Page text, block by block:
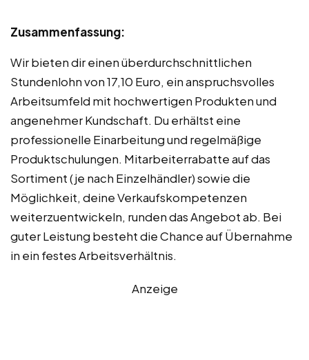
Zusammenfassung:
Wir bieten dir einen überdurchschnittlichen
Stundenlohn von 17,10 Euro, ein anspruchsvolles
Arbeitsumfeld mit hochwertigen Produkten und
angenehmer Kundschaft. Du erhältst eine
professionelle Einarbeitung und regelmäßige
Produktschulungen. Mitarbeiterrabatte auf das
Sortiment (je nach Einzelhändler) sowie die
Möglichkeit, deine Verkaufskompetenzen
weiterzuentwickeln, runden das Angebot ab. Bei
guter Leistung besteht die Chance auf Übernahme
in ein festes Arbeitsverhältnis.
Anzeige